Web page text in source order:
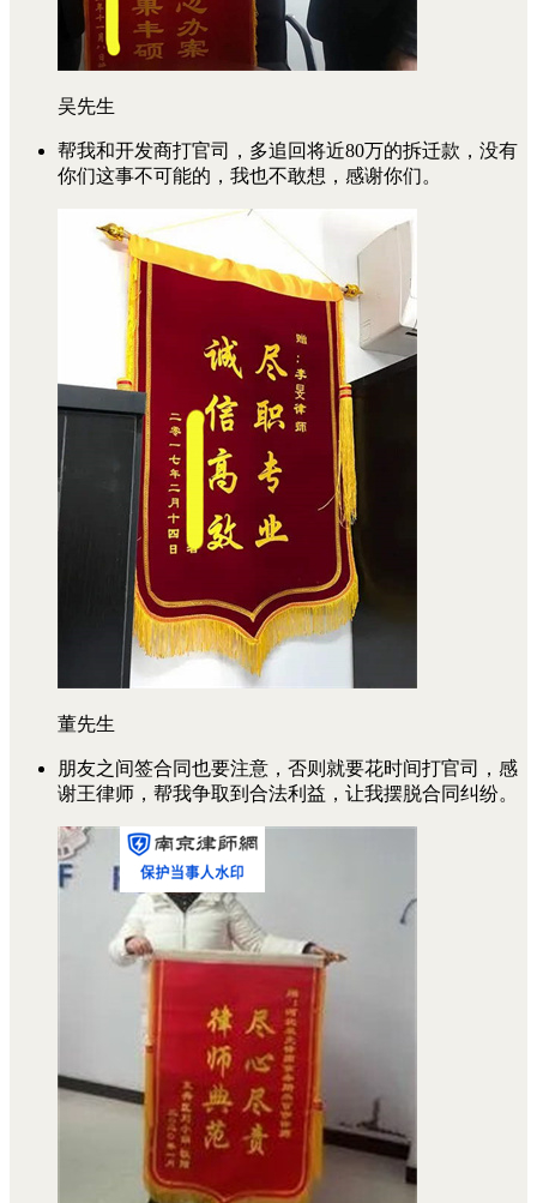
吴先生
帮我和开发商打官司，多追回将近80万的拆迁款，没有
你们这事不可能的，我也不敢想，感谢你们。
董先生
朋友之间签合同也要注意，否则就要花时间打官司，感
谢王律师，帮我争取到合法利益，让我摆脱合同纠纷。